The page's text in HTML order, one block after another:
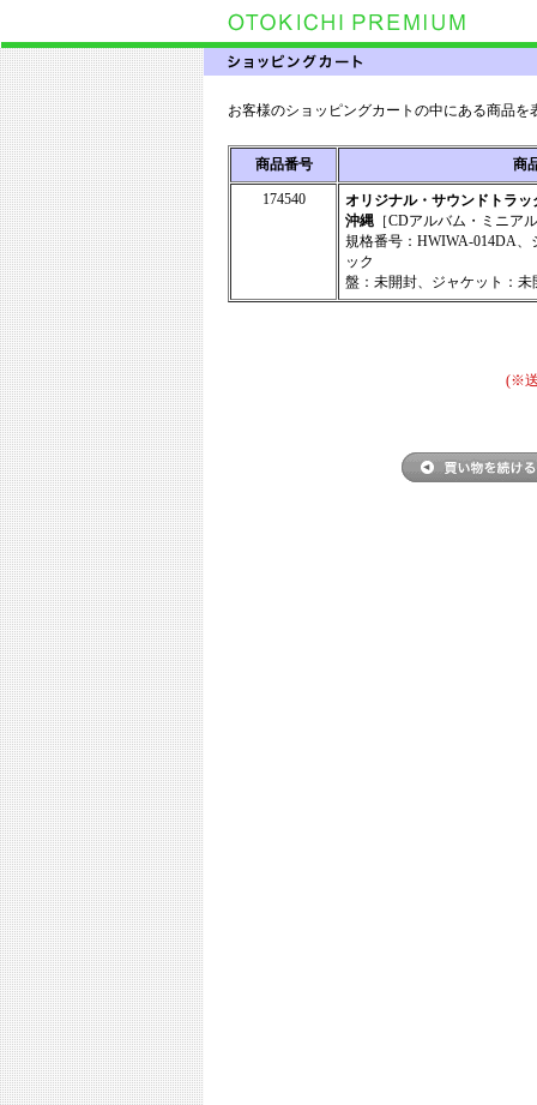
お客様のショッピングカートの中にある商品を
商品番号 商
174540
オリジナル・サウンドトラ
沖縄 ［CDアルバム・ミニア
規格番号：HWIWA-014DA
ック
盤：未開封、ジャケット：
(※送